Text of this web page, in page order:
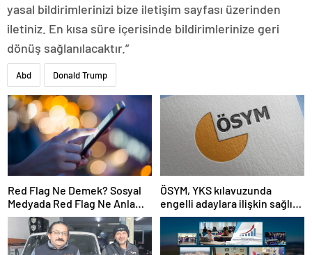
yasal bildirimlerinizi bize iletişim sayfası üzerinden
iletiniz. En kısa süre içerisinde bildirimlerinize geri
dönüş sağlanılacaktır.”
Abd Donald Trump
Red Flag Ne Demek? Sosyal
Medyada Red Flag Ne Anlama
Gelir?
ÖSYM, YKS kılavuzunda
engelli adaylara ilişkin sağlık
şartlarını güncelledi